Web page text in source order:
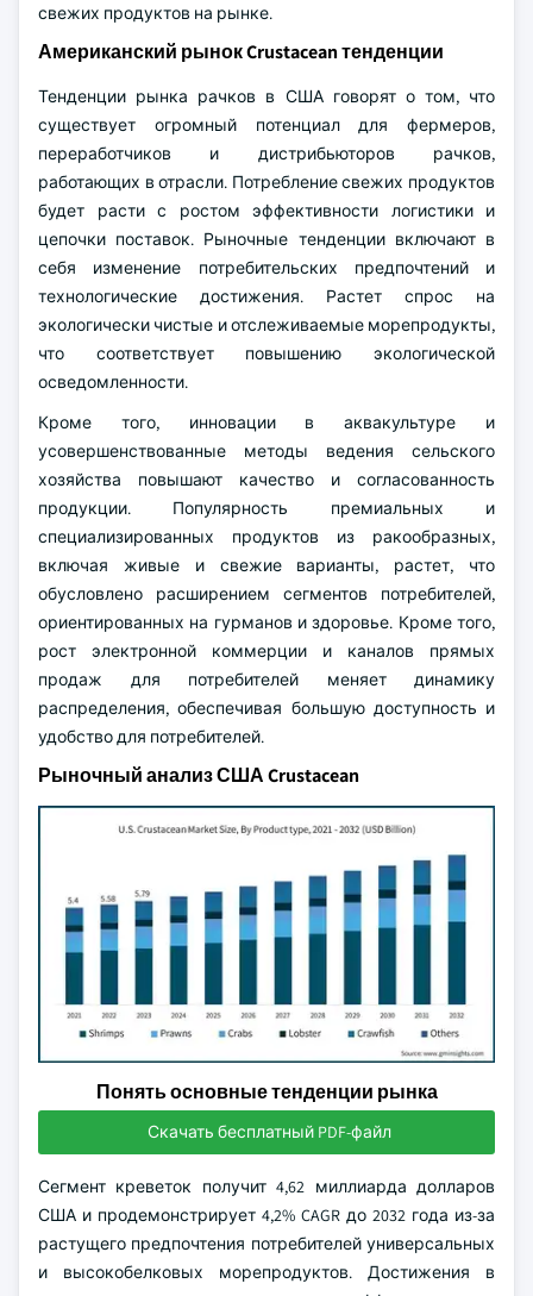
свежих продуктов на рынке.
Американский рынок Crustacean тенденции
Тенденции рынка рачков в США говорят о том, что
существует огромный потенциал для фермеров,
переработчиков и дистрибьюторов рачков,
работающих в отрасли. Потребление свежих продуктов
будет расти с ростом эффективности логистики и
цепочки поставок. Рыночные тенденции включают в
себя изменение потребительских предпочтений и
технологические достижения. Растет спрос на
экологически чистые и отслеживаемые морепродукты,
что соответствует повышению экологической
осведомленности.
Кроме того, инновации в аквакультуре и
усовершенствованные методы ведения сельского
хозяйства повышают качество и согласованность
продукции. Популярность премиальных и
специализированных продуктов из ракообразных,
включая живые и свежие варианты, растет, что
обусловлено расширением сегментов потребителей,
ориентированных на гурманов и здоровье. Кроме того,
рост электронной коммерции и каналов прямых
продаж для потребителей меняет динамику
распределения, обеспечивая большую доступность и
удобство для потребителей.
Рыночный анализ США Crustacean
Понять основные тенденции рынка
Скачать бесплатный PDF-файл
Сегмент креветок получит 4,62 миллиарда долларов
США и продемонстрирует 4,2% CAGR до 2032 года из-за
растущего предпочтения потребителей универсальных
и высокобелковых морепродуктов. Достижения в